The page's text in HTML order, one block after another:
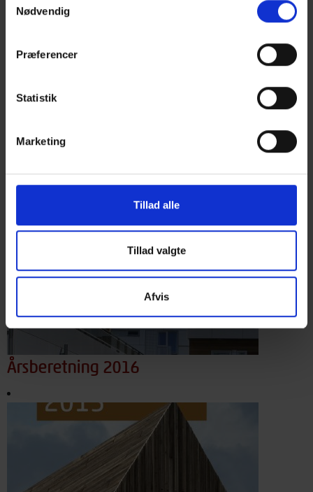
Nødvendig
Præferencer
Statistik
Marketing
Tillad alle
Tillad valgte
Afvis
Årsberetning 2016